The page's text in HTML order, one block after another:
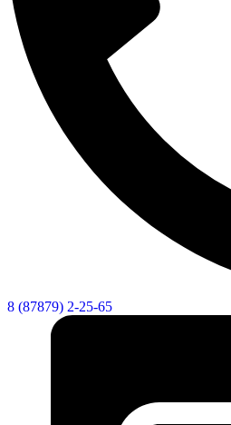
8 (87879) 2-25-65